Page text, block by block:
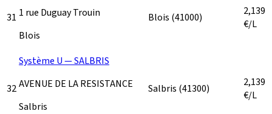
31 1 rue Duguay Trouin
Blois
Blois (41000)
2,139
€/L
32
Système U — SALBRIS
AVENUE DE LA RESISTANCE
Salbris
Salbris (41300)
2,139
€/L